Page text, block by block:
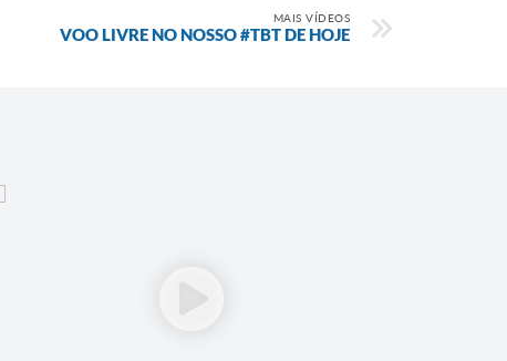
MAIS VÍDEOS
VOO LIVRE NO NOSSO #TBT DE HOJE